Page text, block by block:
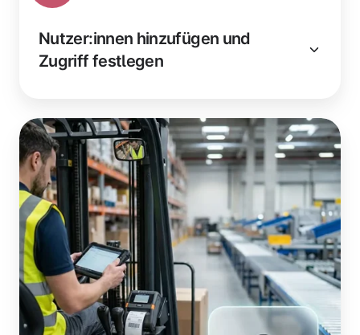
Nutzer:innen hinzufügen und
Zugriff festlegen